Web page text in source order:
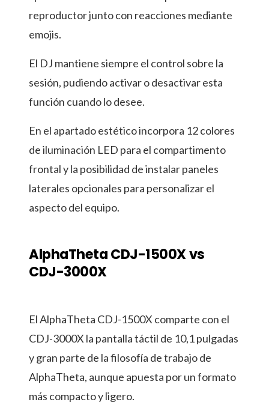
reproductor junto con reacciones mediante
emojis.
El DJ mantiene siempre el control sobre la
sesión, pudiendo activar o desactivar esta
función cuando lo desee.
En el apartado estético incorpora 12 colores
de iluminación LED para el compartimento
frontal y la posibilidad de instalar paneles
laterales opcionales para personalizar el
aspecto del equipo.
AlphaTheta CDJ-1500X vs
CDJ-3000X
El AlphaTheta CDJ-1500X comparte con el
CDJ-3000X la pantalla táctil de 10,1 pulgadas
y gran parte de la filosofía de trabajo de
AlphaTheta, aunque apuesta por un formato
más compacto y ligero.